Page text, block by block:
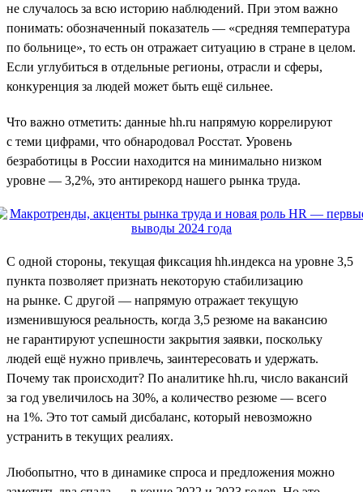
не случалось за всю историю наблюдений. При этом важно
понимать: обозначенный показатель — «средняя температура
по больнице», то есть он отражает ситуацию в стране в целом.
Если углубиться в отдельные регионы, отрасли и сферы,
конкуренция за людей может быть ещё сильнее.
Что важно отметить: данные hh.ru напрямую коррелируют
с теми цифрами, что обнародовал Росстат. Уровень
безработицы в России находится на минимально низком
уровне — 3,2%, это антирекорд нашего рынка труда.
С одной стороны, текущая фиксация hh.индекса на уровне 3,5
пункта позволяет признать некоторую стабилизацию
на рынке. С другой — напрямую отражает текущую
изменившуюся реальность, когда 3,5 резюме на вакансию
не гарантируют успешности закрытия заявки, поскольку
людей ещё нужно привлечь, заинтересовать и удержать.
Почему так происходит? По аналитике hh.ru, число вакансий
за год увеличилось на 30%, а количество резюме — всего
на 1%. Это тот самый дисбаланс, который невозможно
устранить в текущих реалиях.
Любопытно, что в динамике спроса и предложения можно